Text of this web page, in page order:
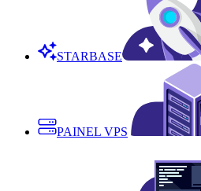
STARBASE
PAINEL VPS